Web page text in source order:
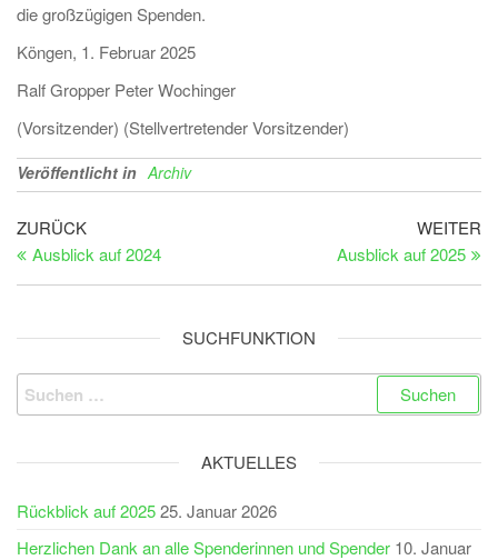
die großzügigen Spenden.
Köngen, 1. Februar 2025
Ralf Gropper Peter Wochinger
(Vorsitzender) (Stellvertretender Vorsitzender)
Veröffentlicht in Archiv
Beitragsnavigation
Vorheriger
Beitrag
ZURÜCK
Ausblick auf 2024
WEITER
Ausblick auf 2025
SUCHFUNKTION
Suchen
nach:
AKTUELLES
Rückblick auf 202525. Januar 2026
Herzlichen Dank an alle Spenderinnen und Spender 10. Januar